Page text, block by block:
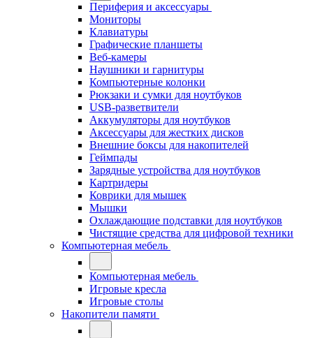
Периферия и аксессуары
Мониторы
Клавиатуры
Графические планшеты
Веб-камеры
Наушники и гарнитуры
Компьютерные колонки
Рюкзаки и сумки для ноутбуков
USB-разветвители
Аккумуляторы для ноутбуков
Аксессуары для жестких дисков
Внешние боксы для накопителей
Геймпады
Зарядные устройства для ноутбуков
Картридеры
Коврики для мышек
Мышки
Охлаждающие подставки для ноутбуков
Чистящие средства для цифровой техники
Компьютерная мебель
Компьютерная мебель
Игровые кресла
Игровые столы
Накопители памяти